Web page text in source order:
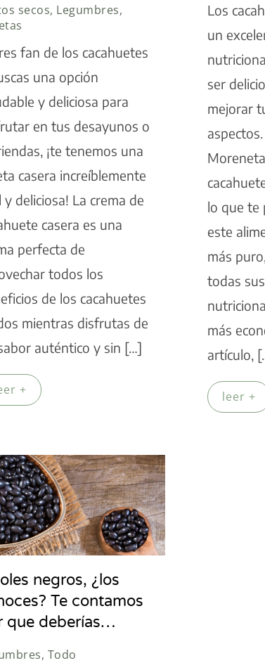
secos, Legumbres,
fan de los cacahuetes
una opción
y deliciosa para
en tus desayunos o
¡te tenemos una
casera increíblemente
y deliciosa! La crema de
casera es una
perfecta de
todos los
de los cacahuetes
mientras disfrutas de
auténtico y sin […]
+
Los
un
ser
mejorar
lo que te
este
más
todas
más
artículo,
leer +
negros, ¿los
Te contamos
que deberías…
Todo